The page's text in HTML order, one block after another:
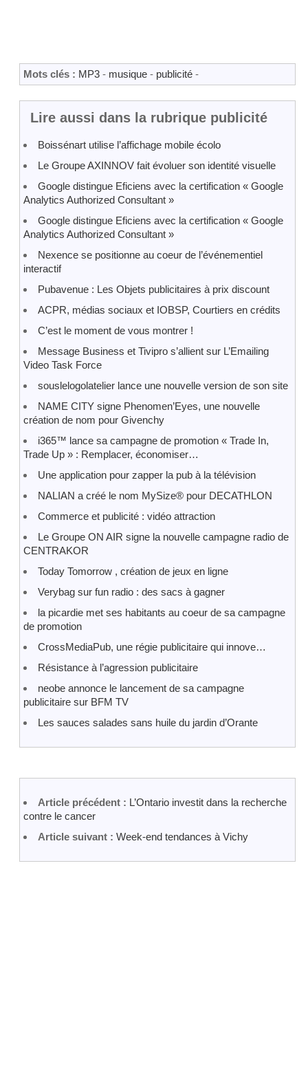
Mots clés : MP3 - musique - publicité -
Lire aussi dans la rubrique publicité
Boissénart utilise l’affichage mobile écolo
Le Groupe AXINNOV fait évoluer son identité visuelle
Google distingue Eficiens avec la certification « Google
Analytics Authorized Consultant »
Google distingue Eficiens avec la certification « Google
Analytics Authorized Consultant »
Nexence se positionne au coeur de l’événementiel
interactif
Pubavenue : Les Objets publicitaires à prix discount
ACPR, médias sociaux et IOBSP, Courtiers en crédits
C’est le moment de vous montrer !
Message Business et Tivipro s’allient sur L’Emailing
Video Task Force
souslelogolatelier lance une nouvelle version de son site
NAME CITY signe Phenomen’Eyes, une nouvelle
création de nom pour Givenchy
i365™ lance sa campagne de promotion « Trade In,
Trade Up » : Remplacer, économiser…
Une application pour zapper la pub à la télévision
NALIAN a créé le nom MySize® pour DECATHLON
Commerce et publicité : vidéo attraction
Le Groupe ON AIR signe la nouvelle campagne radio de
CENTRAKOR
Today Tomorrow , création de jeux en ligne
Verybag sur fun radio : des sacs à gagner
la picardie met ses habitants au coeur de sa campagne
de promotion
CrossMediaPub, une régie publicitaire qui innove…
Résistance à l’agression publicitaire
neobe annonce le lancement de sa campagne
publicitaire sur BFM TV
Les sauces salades sans huile du jardin d’Orante
Article précédent : L’Ontario investit dans la recherche
contre le cancer
Article suivant : Week-end tendances à Vichy